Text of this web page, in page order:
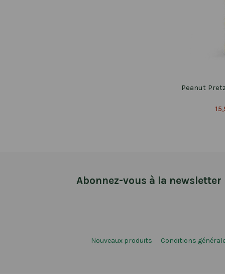
Peanut
Abonnez-vous à la newsletter
Nouveaux produits Conditions